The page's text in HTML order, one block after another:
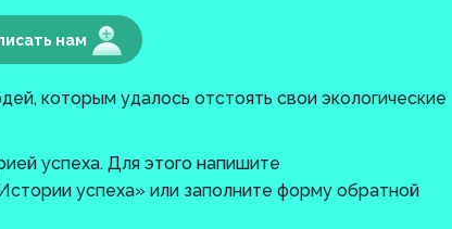
нам
которым удалось отстоять свои экологические
успеха. Для этого напишите
успеха» или заполните форму обратной